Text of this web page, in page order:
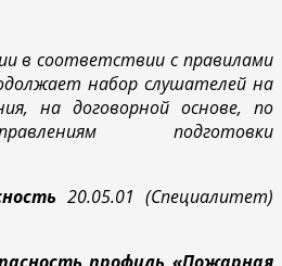
в соответствии с правилами
набор слушателей на
на договорной основе, по
подготовки
20.05.01 (Специалитет)